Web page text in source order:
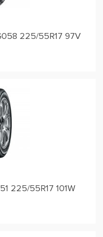
225/55R17 97V
225/55R17 101W